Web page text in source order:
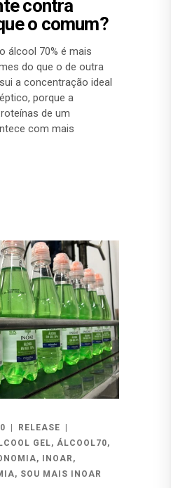
contra
o comum?
álcool 70% é mais
do que o de outra
a concentração ideal
porque a
de um
com mais
RELEASE
GEL, ÁLCOOL70,
, INOAR ,
, SOU MAIS INOAR